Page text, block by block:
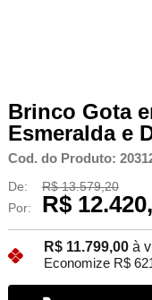
Brinco Gota
Esmeralda e
Cod. do Produto:
De:
R$ 13.579,20
Por:
R$
R$ 11.799,00 à
Economize R$